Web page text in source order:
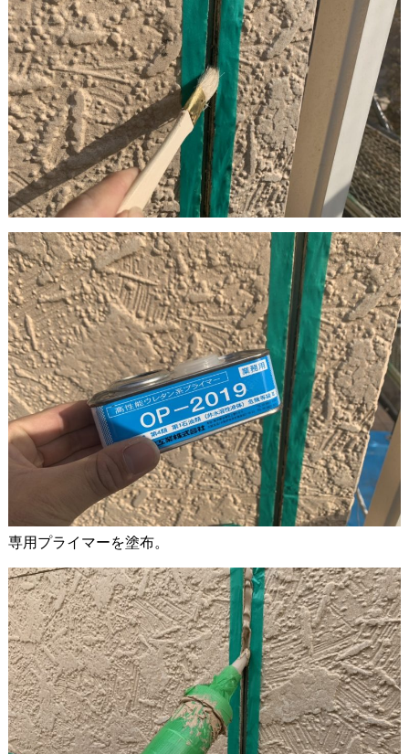
専用プライマーを塗布。